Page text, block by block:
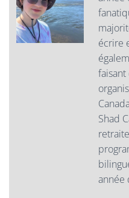
écrire
Shad
année